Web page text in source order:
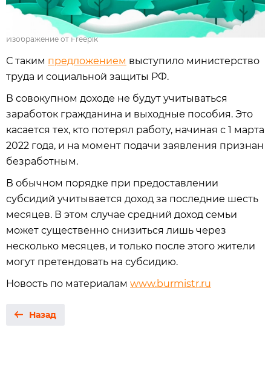
Изображение от Freepik
С таким предложением выступило министерство
труда и социальной защиты РФ.
В совокупном доходе не будут учитываться
заработок гражданина и выходные пособия. Это
касается тех, кто потерял работу, начиная с 1 марта
2022 года, и на момент подачи заявления признан
безработным.
В обычном порядке при предоставлении
субсидий учитывается доход за последние шесть
месяцев. В этом случае средний доход семьи
может существенно снизиться лишь через
несколько месяцев, и только после этого жители
могут претендовать на субсидию.
Новость по материалам www.burmistr.ru
Назад